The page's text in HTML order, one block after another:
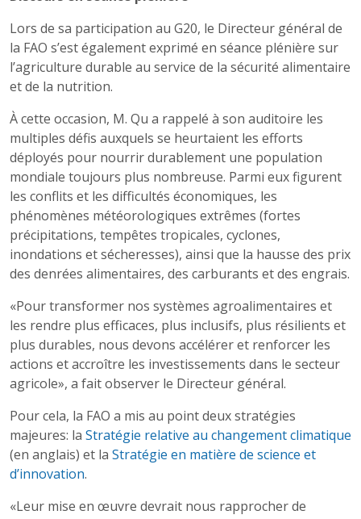
Lors de sa participation au G20, le Directeur général de
la FAO s’est également exprimé en séance plénière sur
l’agriculture durable au service de la sécurité alimentaire
et de la nutrition.
À cette occasion, M. Qu a rappelé à son auditoire les
multiples défis auxquels se heurtaient les efforts
déployés pour nourrir durablement une population
mondiale toujours plus nombreuse. Parmi eux figurent
les conflits et les difficultés économiques, les
phénomènes météorologiques extrêmes (fortes
précipitations, tempêtes tropicales, cyclones,
inondations et sécheresses), ainsi que la hausse des prix
des denrées alimentaires, des carburants et des engrais.
«Pour transformer nos systèmes agroalimentaires et
les rendre plus efficaces, plus inclusifs, plus résilients et
plus durables, nous devons accélérer et renforcer les
actions et accroître les investissements dans le secteur
agricole», a fait observer le Directeur général.
Pour cela, la FAO a mis au point deux stratégies
majeures: la Stratégie relative au changement climatique
(en anglais) et la Stratégie en matière de science et
d’innovation.
«Leur mise en œuvre devrait nous rapprocher de